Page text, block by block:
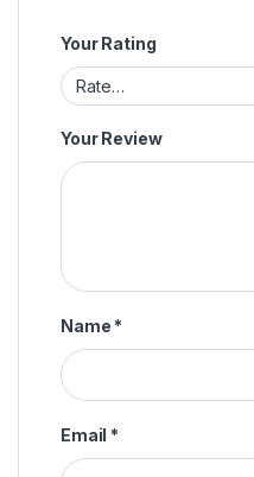
Your Rating
Your Review
Name *
Email *